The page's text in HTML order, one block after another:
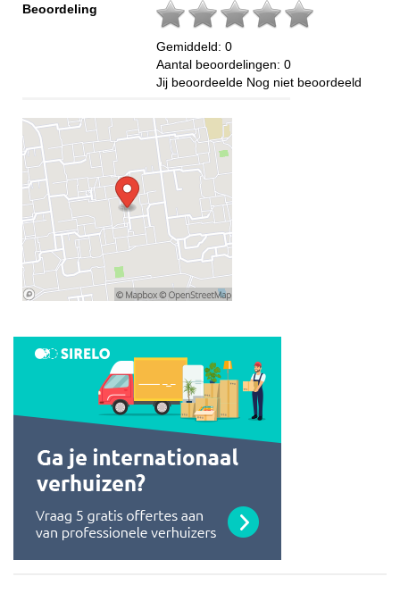
Beoordeling
Gemiddeld: 0
Aantal beoordelingen: 0
Jij beoordeelde Nog niet beoordeeld